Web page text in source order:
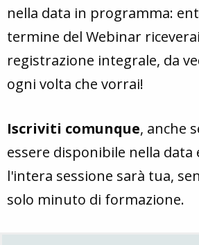
nella data in programma:
termine del Webinar
registrazione integrale, da
ogni volta che vorrai!
Iscriviti comunque, anche
essere disponibile nella data
l'intera sessione sarà tua,
solo minuto di formazione.